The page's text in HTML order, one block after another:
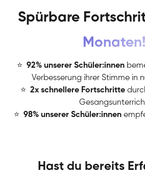
Spürbare
Monaten!
⭐ 92% unserer Schüler:innen
Verbesserung ihrer Stimme in
⭐ 2x schnellere Fortschritte
⭐ 98% unserer Schüler:innen
Hast du bereits